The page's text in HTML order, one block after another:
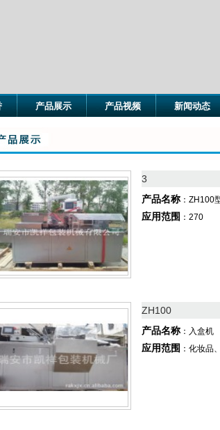
产品展示 产品视频 新闻动态
3
产品名称：ZH100
应用范围 ：270
ZH100
产品名称：入盒机
应用范围 ：化妆品